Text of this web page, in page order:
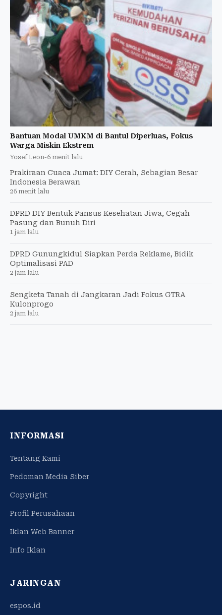
Bantuan Modal UMKM di Bantul Diperluas, Fokus
Warga Miskin Ekstrem
Yosef Leon-6 menit lalu
Prakiraan Cuaca Jumat: DIY Cerah, Sebagian Besar
Indonesia Berawan
26 menit lalu
DPRD DIY Bentuk Pansus Kesehatan Jiwa, Cegah
Pasung dan Bunuh Diri
1 jam lalu
DPRD Gunungkidul Siapkan Perda Reklame, Bidik
Optimalisasi PAD
2 jam lalu
Sengketa Tanah di Jangkaran Jadi Fokus GTRA
Kulonprogo
2 jam lalu
INFORMASI
Tentang Kami
Pedoman Media Siber
Copyright
Profil Perusahaan
Iklan Web Banner
Info Iklan
JARINGAN
espos.id